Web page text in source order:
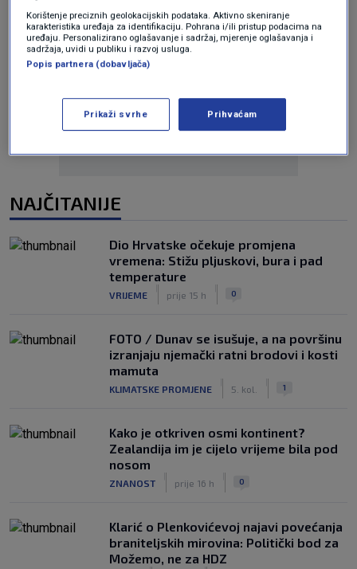
NAJČITANIJE
Dio Hrvatske očekuje promjena
vremena: Stižu pljuskovi, bura i pad
temperature
VRIJEME prije 15 h 0
FOTO / Dunav se isušuje, a na površinu
izranjaju njemački ratni brodovi i kosti
mamuta
KLIMATSKE PROMJENE 5. kol. 1
Kako je otkriven osmi kontinent?
Zealandija im je cijelo vrijeme bila pod
nosom
ZNANOST prije 16 h 0
Klarić o Plenkovićevoj najavi povećanja
braniteljskih mirovina: Politički bod za
Možemo, ne za HDZ
Korištenje preciznih geolokacijskih podataka. Aktivno skeniranje
karakteristika uređaja za identifikaciju. Pohrana i/ili pristup podacima na
uređaju. Personalizirano oglašavanje i sadržaj, mjerenje oglašavanja i
sadržaja, uvidi u publiku i razvoj usluga.
Popis partnera (dobavljača)
Prikaži svrhe Prihvaćam